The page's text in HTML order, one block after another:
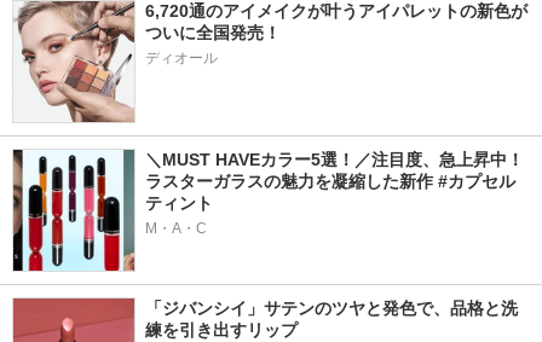
6,720通のアイメイクが叶うアイパレットの新色が
ついに全国発売！
ディオール
＼MUST HAVEカラー5選！／注目度、急上昇中！
ラスターガラスの魅力を凝縮した新作 #カプセル
ティント
M・A・C
「ジバンシイ」サテンのツヤと発色で、品格と洗
練を引き出すリップ